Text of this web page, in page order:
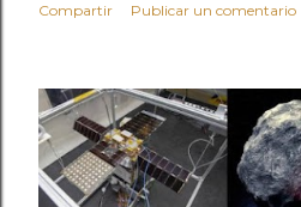
Compartir Publicar un comentario